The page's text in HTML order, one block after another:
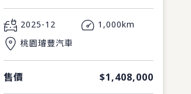
2025-12
1,000km
桃園璿豐汽車
售價 $1,408,000